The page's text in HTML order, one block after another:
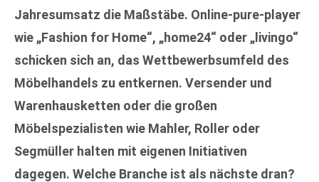
Jahresumsatz die Maßstäbe. Online-pure-player
wie „Fashion for Home“, „home24“ oder „livingo“
schicken sich an, das Wettbewerbsumfeld des
Möbelhandels zu entkernen. Versender und
Warenhausketten oder die großen
Möbelspezialisten wie Mahler, Roller oder
Segmüller halten mit eigenen Initiativen
dagegen. Welche Branche ist als nächste dran?